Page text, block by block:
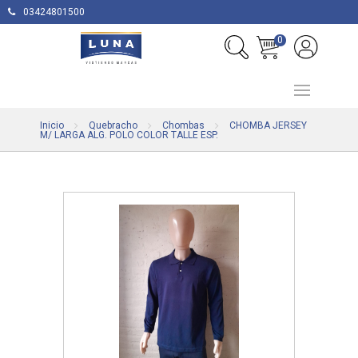
03424801500
0
Inicio Quebracho Chombas
CHOMBA JERSEY
M/ LARGA ALG. POLO COLOR TALLE ESP.